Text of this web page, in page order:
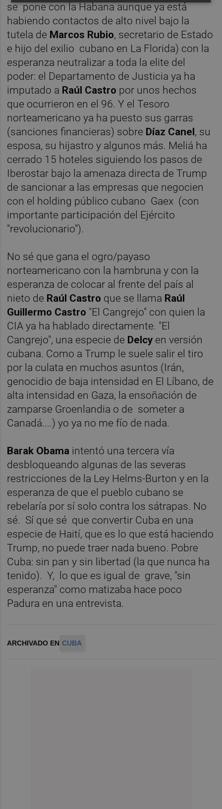
se pone con la Habana aunque ya está
habiendo contactos de alto nivel bajo la
tutela de Marcos Rubio, secretario de Estado
e hijo del exilio cubano en La Florida) con la
esperanza neutralizar a toda la elite del
poder: el Departamento de Justicia ya ha
imputado a Raúl Castro por unos hechos
que ocurrieron en el 96. Y el Tesoro
norteamericano ya ha puesto sus garras
(sanciones financieras) sobre Díaz Canel, su
esposa, su hijastro y algunos más. Meliá ha
cerrado 15 hoteles siguiendo los pasos de
Iberostar bajo la amenaza directa de Trump
de sancionar a las empresas que negocien
con el holding público cubano Gaex (con
importante participación del Ejército
"revolucionario").
No sé que gana el ogro/payaso
norteamericano con la hambruna y con la
esperanza de colocar al frente del país al
nieto de Raúl Castro que se llama Raúl
Guillermo Castro "El Cangrejo" con quien la
CIA ya ha hablado directamente. "El
Cangrejo", una especie de Delcy en versión
cubana. Como a Trump le suele salir el tiro
por la culata en muchos asuntos (Irán,
genocidio de baja intensidad en El Líbano, de
alta intensidad en Gaza, la ensoñación de
zamparse Groenlandia o de someter a
Canadá....) yo ya no me fío de nada.
Barak Obama intentó una tercera vía
desbloqueando algunas de las severas
restricciones de la Ley Helms-Burton y en la
esperanza de que el pueblo cubano se
rebelaría por sí solo contra los sátrapas. No
sé. Sí que sé que convertir Cuba en una
especie de Haití, que es lo que está haciendo
Trump, no puede traer nada bueno. Pobre
Cuba: sin pan y sin libertad (la que nunca ha
tenido). Y, lo que es igual de grave, "sin
esperanza" como matizaba hace poco
Padura en una entrevista.
ARCHIVADO EN CUBA